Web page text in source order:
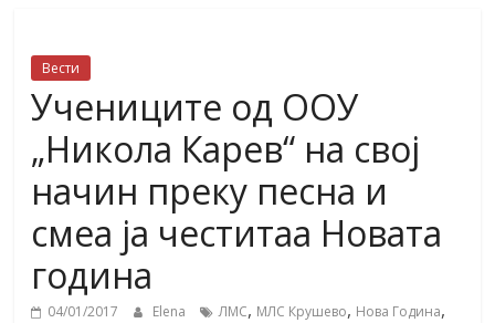
Вести
Учениците од ООУ
„Никола Карев“ на свој
начин преку песна и
смеа ја честитаа Новата
година
04/01/2017 Elena ЛМС, МЛС Крушево, Нова Година,